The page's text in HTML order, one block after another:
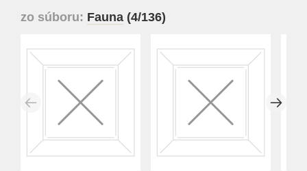
zo súboru: Fauna (4/136)